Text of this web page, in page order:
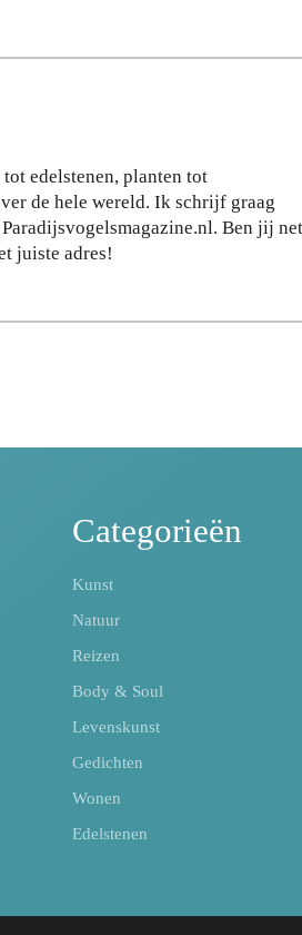
edelstenen, planten tot
de hele wereld. Ik schrijf graag
Ben jij net
juiste adres!
Categorieën
Kunst
Natuur
Reizen
Body & Soul
Levenskunst
Gedichten
Wonen
Edelstenen